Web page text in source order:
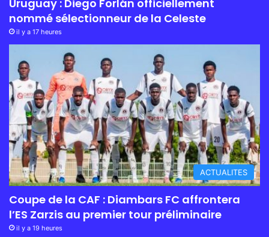
Uruguay : Diego Forlán officiellement
nommé sélectionneur de la Celeste
il y a 17 heures
ACTUALITES
Coupe de la CAF : Diambars FC affrontera
l’ES Zarzis au premier tour préliminaire
il y a 19 heures